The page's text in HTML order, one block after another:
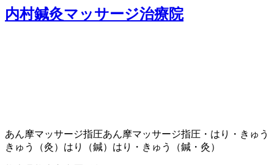
内村鍼灸マッサージ治療院
あん摩マッサージ指圧あん摩マッサージ指圧・はり・きゅう
きゅう（灸） はり（鍼） はり・きゅう（鍼・灸）